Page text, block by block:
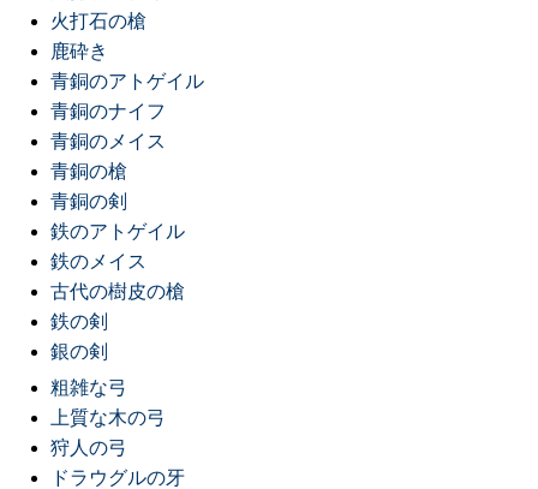
火打石の槍
鹿砕き
青銅のアトゲイル
青銅のナイフ
青銅のメイス
青銅の槍
青銅の剣
鉄のアトゲイル
鉄のメイス
古代の樹皮の槍
鉄の剣
銀の剣
粗雑な弓
上質な木の弓
狩人の弓
ドラウグルの牙